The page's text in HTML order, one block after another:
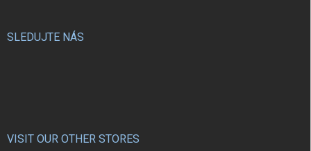
SLEDUJTE NÁS
VISIT OUR OTHER STORES